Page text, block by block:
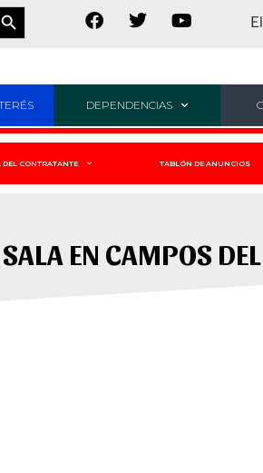
de búsqueda
DEPENDENCIAS
DEL CONTRATANTE TABLÓN DE ANUNCIOS
EN CAMPOS